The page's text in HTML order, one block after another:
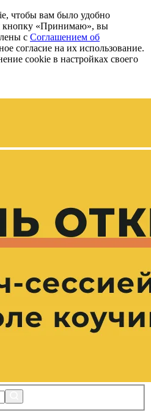
чтобы вам было удобно
кнопку «Принимаю», вы
с Соглашением об
согласие на их использование.
cookie в настройках своего